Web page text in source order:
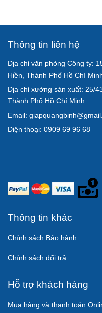
Thông tin liên hệ
Địa chỉ văn phòng Công ty:
Hiền, Thành Phố Hồ Chí
Địa chỉ xưởng sản xuất: 25/
Thành Phố Hồ Chí Minh
Email:
Điện thoại: 0909 69 96 68
Thông tin khác
Chính sách Bảo hành
Chính sách đổi trả
Hỗ trợ khách hàng
Mua hàng và thanh toán